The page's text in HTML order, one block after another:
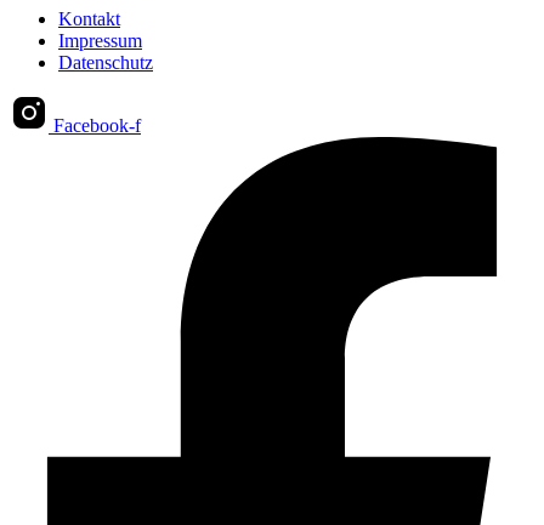
Kontakt
Impressum
Datenschutz
Facebook-f